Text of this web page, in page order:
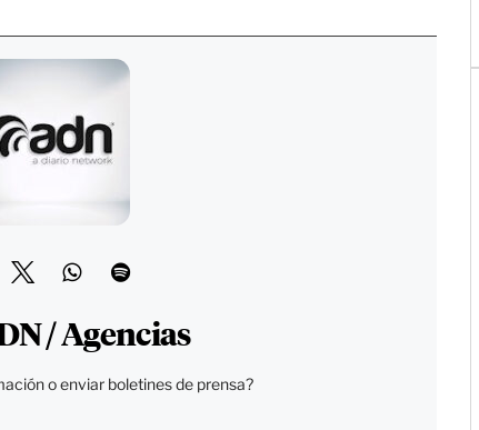
/ Agencias
o enviar boletines de prensa?